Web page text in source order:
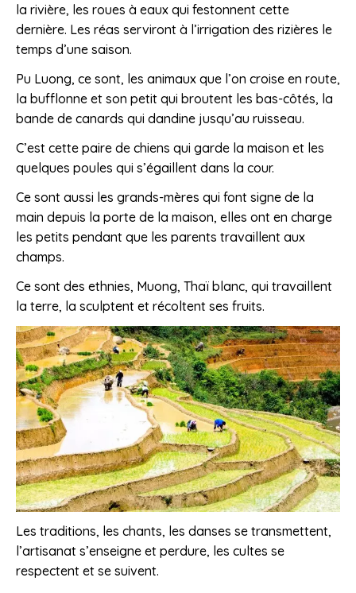
la rivière, les roues à eaux qui festonnent cette
dernière. Les réas serviront à l’irrigation des rizières le
temps d’une saison.
Pu Luong, ce sont, les animaux que l’on croise en route,
la bufflonne et son petit qui broutent les bas-côtés, la
bande de canards qui dandine jusqu’au ruisseau.
C’est cette paire de chiens qui garde la maison et les
quelques poules qui s’égaillent dans la cour.
Ce sont aussi les grands-mères qui font signe de la
main depuis la porte de la maison, elles ont en charge
les petits pendant que les parents travaillent aux
champs.
Ce sont des ethnies, Muong, Thaï blanc, qui travaillent
la terre, la sculptent et récoltent ses fruits.
Les traditions, les chants, les danses se transmettent,
l’artisanat s’enseigne et perdure, les cultes se
respectent et se suivent.